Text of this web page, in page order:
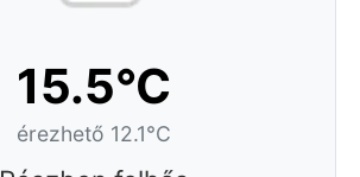
15.5°C
érezhető 12.1°C